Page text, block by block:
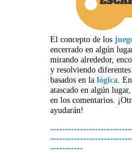
El concepto de los
encerrado en algún
mirando alrededor,
y resolviendo
basados en la lógica.
atascado en algún
en los comentarios.
ayudarán!
-----------